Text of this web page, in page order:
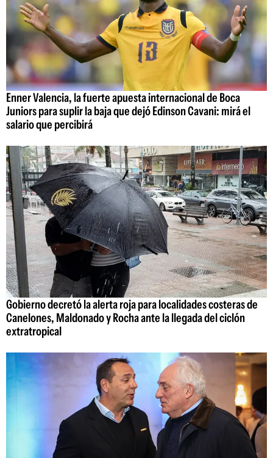
Enner Valencia, la fuerte apuesta internacional de Boca
Juniors para suplir la baja que dejó Edinson Cavani: mirá el
salario que percibirá
Gobierno decretó la alerta roja para localidades costeras de
Canelones, Maldonado y Rocha ante la llegada del ciclón
extratropical